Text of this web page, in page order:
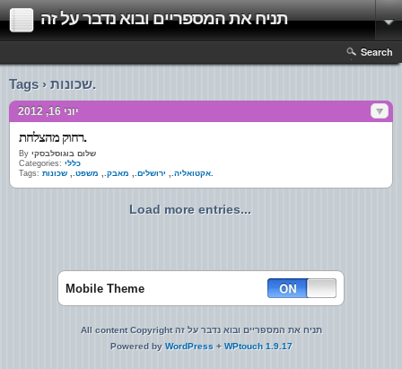
תניח את המספריים ובוא נדבר על זה
Search
Tags › שכונות.
יוני 16, 2012
רחוק מהצלחת.
By שלום בוגוסלבסקי
Categories: כללי
Tags:
אקטואליה., ירושלים., מאבק., משפט., שכונות.
Load more entries...
Mobile Theme
All content Copyright תניח את המספריים ובוא נדבר על זה
Powered by WordPress + WPtouch 1.9.17